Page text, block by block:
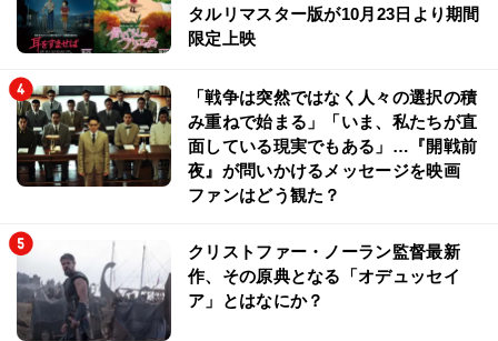
タルリマスター版が10月23日より期間
限定上映
「戦争は突然ではなく人々の選択の積
み重ねで始まる」「いま、私たちが直
面している現実でもある」…『開戦前
夜』が問いかけるメッセージを映画
ファンはどう観た？
クリストファー・ノーラン監督最新
作、その原典となる「オデュッセイ
ア」とはなにか？